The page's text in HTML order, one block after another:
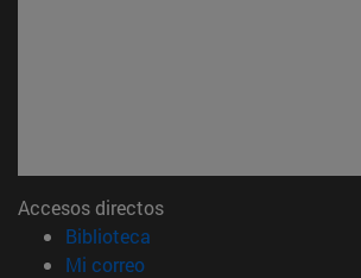
Accesos directos
Biblioteca
Mi correo(abre en nueva ventana)